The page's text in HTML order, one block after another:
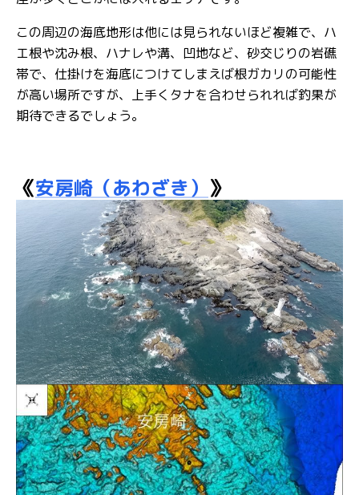
この周辺の海底地形は他には見られないほど複雑で、ハ
エ根や沈み根、ハナレや溝、凹地など、砂交じりの岩礁
帯で、仕掛けを海底につけてしまえば根ガカリの可能性
が高い場所ですが、上手くタナを合わせられれば釣果が
期待できるでしょう。
《安房崎（あわざき） 》